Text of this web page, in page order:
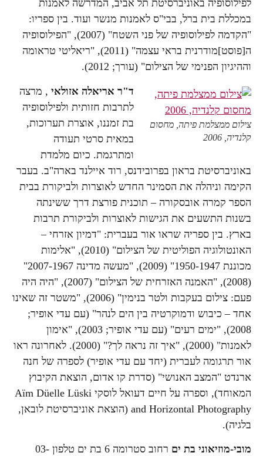
לפילוסופיה באוניברסיטת תל אביב, המדרשה לאמנות
במכללת בית ברל, בבי"ס לאמנות מנשר ועוד. בין ספריו:
"הקדמה לפילוסופיה של פני השטח" (2007), "הפילוסופיה
ה[פוסט]מודרנית בראי עצמה" (2011), "ריאליטי טראומה
וההיגיון הפנימי של הצילום" (עורך; 2012).
צילום ממצלמת פיתה, מחסום
קלנדיה, 2006
ד"ר אריאלה אזולאי , מרצה
לתרבות חזותית ולפילוסופיה
בת זמננו, אוצרת תערוכות,
במאית סרטי תעודה
ומתרגמת. כיום מלמדת
באוניברסיטת בראון בפרובידנס, רוד איילנד בארה"ב. בעבר
הקימה וניהלה את הסמינר החדש לאוצרות ולביקורת בבית
הספר קמרה אובסקורה – תוכנית פורצת דרך ששינתה
בשנות התשעים את הגישות לאוצרות ולביקורת תרבות
בארץ. בין ספריה שראו אור בעברית: "דמיון אזרחי –
האונטולוגיה הפוליטית של הצילום" (2010), "אלימות
מכוננת 1950-1947" (2009), "מעשה מדינה 2007-1967"
(2008), "האמנה האזרחית של הצילום" (2007), "היה היה
פעם: צילום בעקבות ולטר בנימין" (2006), "משטר זה שאינו
אחד – כיבוש ודמוקרטיה בין הים לנהר" (עם עדי אופיר;
2008), "ימים רעים" (עם עדי אופיר; 2003), "אימון
לאמנות" (2000), "איך זה נראה לך?" (2000). לאחרונה ראו
אור תרגומה לעברית (יחד עם עדי אופיר) לספרה של חנה
ארנדט "המצב האנושי" (סדרת קו אדום, הוצאת הקיבוץ
המאוחד), וספרה על חיים דעואל לוסקי Aïm Düelle Lüski
and Horizontal Photography (הוצאת אוניברסיטת לובאן,
בלגיה).
מובי-מוזיאוני בת ים
רחוב סטרומה 6 בת ים טלפון 03-